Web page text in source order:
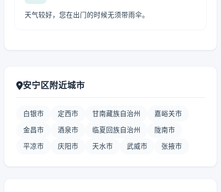
天气较好，您在出门的时候无须带雨伞。
安宁区附近城市
白银市 定西市 甘南藏族自治州 嘉峪关市
金昌市 酒泉市 临夏回族自治州 陇南市
平凉市 庆阳市 天水市 武威市 张掖市